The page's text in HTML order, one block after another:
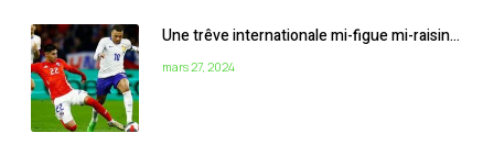
Une trêve internationale mi-figue mi-raisin…
mars 27, 2024